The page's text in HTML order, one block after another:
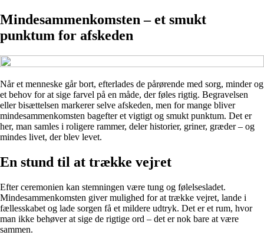
Mindesammenkomsten – et smukt
punktum for afskeden
Når et menneske går bort, efterlades de pårørende med sorg, minder og
et behov for at sige farvel på en måde, der føles rigtig. Begravelsen
eller bisættelsen markerer selve afskeden, men for mange bliver
mindesammenkomsten bagefter et vigtigt og smukt punktum. Det er
her, man samles i roligere rammer, deler historier, griner, græder – og
mindes livet, der blev levet.
En stund til at trække vejret
Efter ceremonien kan stemningen være tung og følelsesladet.
Mindesammenkomsten giver mulighed for at trække vejret, lande i
fællesskabet og lade sorgen få et mildere udtryk. Det er et rum, hvor
man ikke behøver at sige de rigtige ord – det er nok bare at være
sammen.